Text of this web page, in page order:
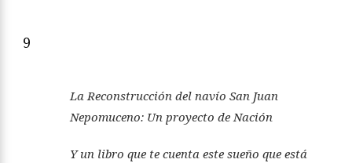
9
La Reconstrucción del navío San Juan
Nepomuceno: Un proyecto de Nación
Y un libro que te cuenta este sueño que está